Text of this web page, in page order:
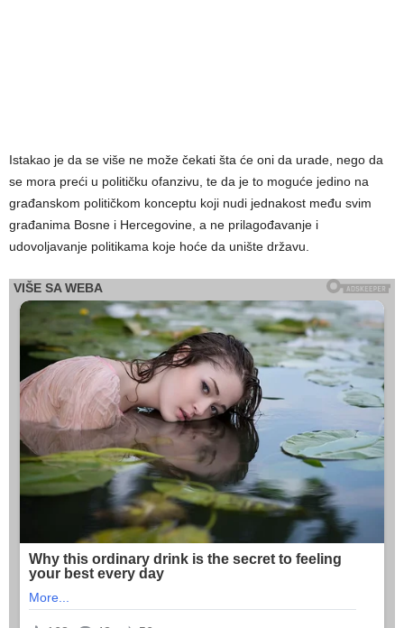
Istakao je da se više ne može čekati šta će oni da urade, nego da
se mora preći u političku ofanzivu, te da je to moguće jedino na
građanskom političkom konceptu koji nudi jednakost među svim
građanima Bosne i Hercegovine, a ne prilagođavanje i
udovoljavanje politikama koje hoće da unište državu.